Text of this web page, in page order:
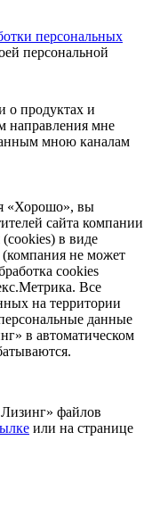
персональных
персональной
о продуктах и
направления мне
мною каналам
«Хорошо», вы
сайта компании
в виде
не может
cookies
Все
на территории
данные
в автоматическом
файлов
или на странице